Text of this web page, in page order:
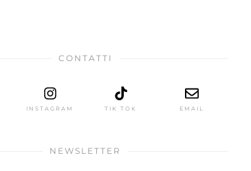
CONTATTI
INSTAGRAM TIK TOK EMAIL
NEWSLETTER